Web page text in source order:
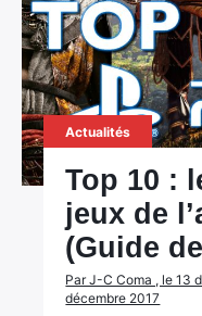
Actualités
Top 10 :
jeux de
(Guide
Par J-C Coma , le 13
décembre 2017